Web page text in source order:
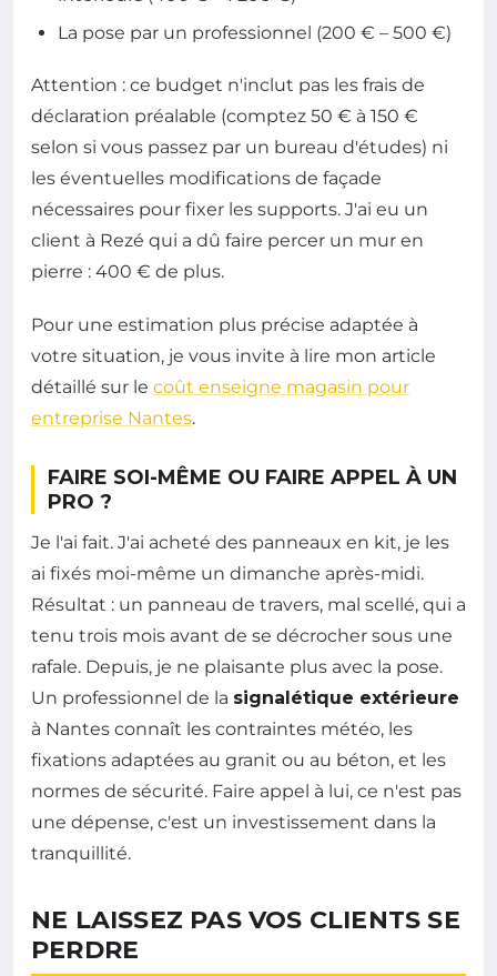
La pose par un professionnel (200 € – 500 €)
Attention : ce budget n'inclut pas les frais de
déclaration préalable (comptez 50 € à 150 €
selon si vous passez par un bureau d'études) ni
les éventuelles modifications de façade
nécessaires pour fixer les supports. J'ai eu un
client à Rezé qui a dû faire percer un mur en
pierre : 400 € de plus.
Pour une estimation plus précise adaptée à
votre situation, je vous invite à lire mon article
détaillé sur le coût enseigne magasin pour
entreprise Nantes.
FAIRE SOI-MÊME OU FAIRE APPEL À UN
PRO ?
Je l'ai fait. J'ai acheté des panneaux en kit, je les
ai fixés moi-même un dimanche après-midi.
Résultat : un panneau de travers, mal scellé, qui a
tenu trois mois avant de se décrocher sous une
rafale. Depuis, je ne plaisante plus avec la pose.
Un professionnel de la signalétique extérieure
à Nantes connaît les contraintes météo, les
fixations adaptées au granit ou au béton, et les
normes de sécurité. Faire appel à lui, ce n'est pas
une dépense, c'est un investissement dans la
tranquillité.
NE LAISSEZ PAS VOS CLIENTS SE
PERDRE